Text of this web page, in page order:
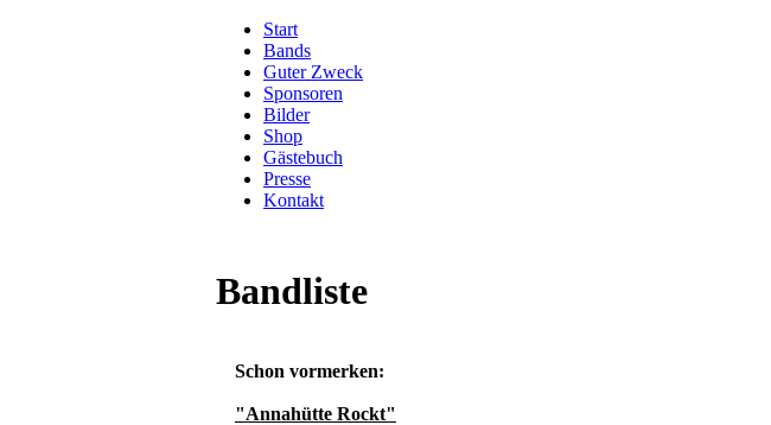
Start
Bands
Guter Zweck
Sponsoren
Bilder
Shop
Gästebuch
Presse
Kontakt
Bandliste
Schon vormerken:
"Annahütte Rockt"